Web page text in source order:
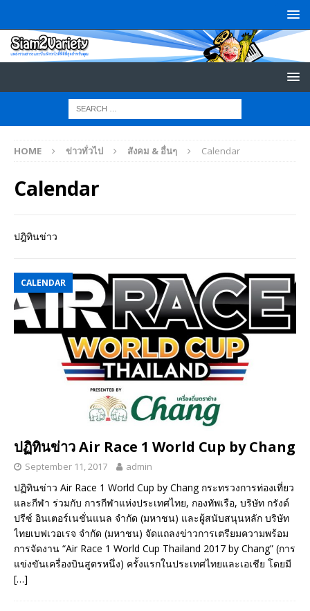
HOME ข่าวทั่วไป สังคม & อื่นๆ Calendar
Calendar
ปฎิทินข่าว
CALENDAR
ปฏิทินข่าว Air Race 1 World Cup by Chang
September 11, 2017 admin
ปฏิทินข่าว Air Race 1 World Cup by Chang กระทรวงการท่องเที่ยว
และกีฬา ร่วมกับ การกีฬาแห่งประเทศไทย, กองทัพเรือ, บริษัท กรังด์
ปรีซ์ อินเตอร์เนชั่นแนล จำกัด (มหาชน) และผู้สนับสนุนหลัก บริษัท
ไทยเบฟเวอเรจ จำกัด (มหาชน) จัดแถลงข่าวการเตรียมความพร้อม
การจัดงาน “Air Race 1 World Cup Thailand 2017 by Chang” (การ
แข่งขันเครื่องบินสูตรหนึ่ง) ครั้งแรกในประเทศไทยและเอเชีย โดยมี
[…]